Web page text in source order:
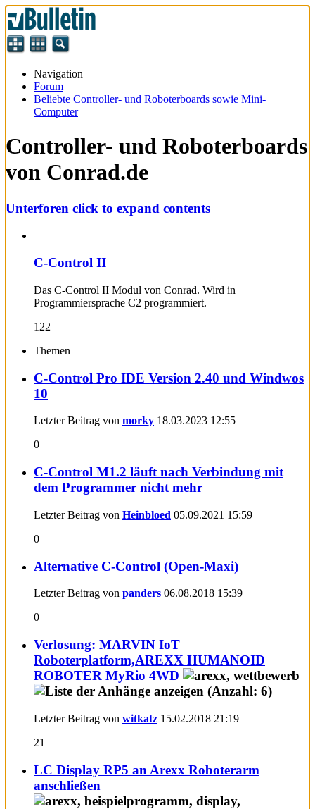
Navigation
Forum
Beliebte Controller- und Roboterboards sowie Mini-
Computer
Controller- und Roboterboards
von Conrad.de
Unterforen click to expand contents
C-Control II
Das C-Control II Modul von Conrad. Wird in
Programmiersprache C2 programmiert.
122
Themen
C-Control Pro IDE Version 2.40 und Windwos
10
Letzter Beitrag von morky 18.03.2023 12:55
0
C-Control M1.2 läuft nach Verbindung mit
dem Programmer nicht mehr
Letzter Beitrag von Heinbloed 05.09.2021 15:59
0
Alternative C-Control (Open-Maxi)
Letzter Beitrag von panders 06.08.2018 15:39
0
Verlosung: MARVIN IoT
Roboterplatform,AREXX HUMANOID
ROBOTER MyRio 4WD
Letzter Beitrag von witkatz 15.02.2018 21:19
21
LC Display RP5 an Arexx Roboterarm
anschließen